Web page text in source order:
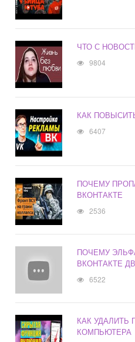
ЧТО С
9804
КАК
6407
ПОЧЕМУ
ВКОНТАКТЕ
2536
ПОЧЕМУ
ВКОНТАКТЕ
6522
КАК УДАЛИТЬ
КОМПЬЮТЕРА